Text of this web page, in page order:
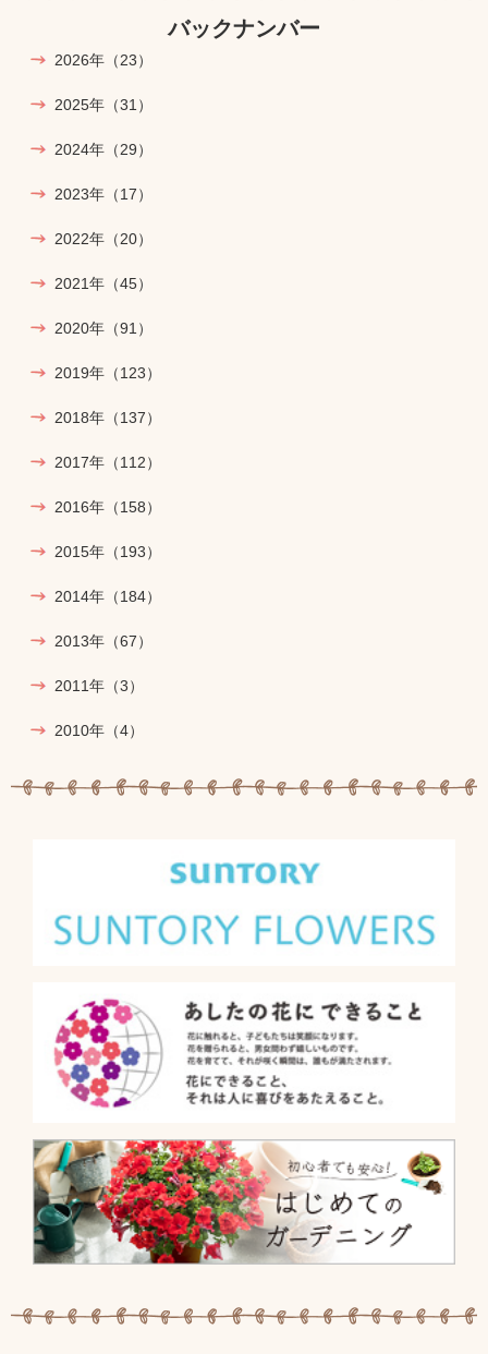
バックナンバー
2026年 （23）
2025年 （31）
2024年 （29）
2023年 （17）
2022年 （20）
2021年 （45）
2020年 （91）
2019年 （123）
2018年 （137）
2017年 （112）
2016年 （158）
2015年 （193）
2014年 （184）
2013年 （67）
2011年 （3）
2010年 （4）